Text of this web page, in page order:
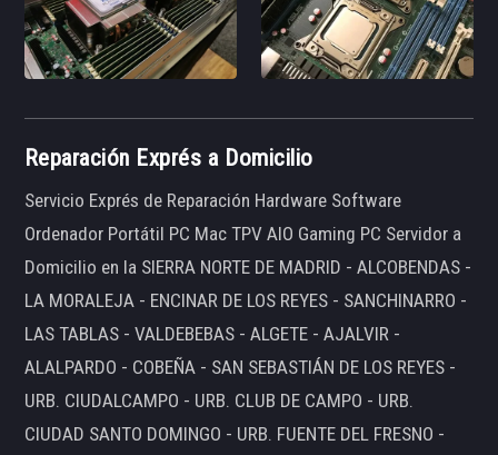
Reparación Exprés a Domicilio
Servicio Exprés de Reparación Hardware Software
Ordenador Portátil PC Mac TPV AIO Gaming PC Servidor a
Domicilio en la SIERRA NORTE DE MADRID - ALCOBENDAS -
LA MORALEJA - ENCINAR DE LOS REYES - SANCHINARRO -
LAS TABLAS - VALDEBEBAS - ALGETE - AJALVIR -
ALALPARDO - COBEÑA - SAN SEBASTIÁN DE LOS REYES -
URB. CIUDALCAMPO - URB. CLUB DE CAMPO - URB.
CIUDAD SANTO DOMINGO - URB. FUENTE DEL FRESNO -